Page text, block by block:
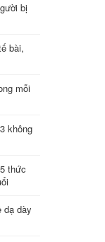
bị
bài,
mỗi
không
thức
dạ dày